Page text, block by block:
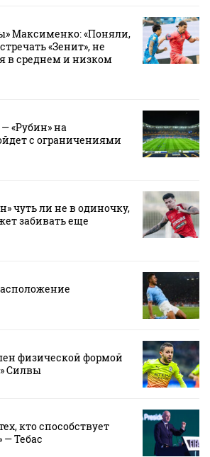
Максименко: «Поняли,
«Зенит», не
в среднем и низком
«Рубин» на
с ограничениями
чуть ли не в одиночку,
забивать еще
физической формой
Силвы
кто способствует
— Тебас